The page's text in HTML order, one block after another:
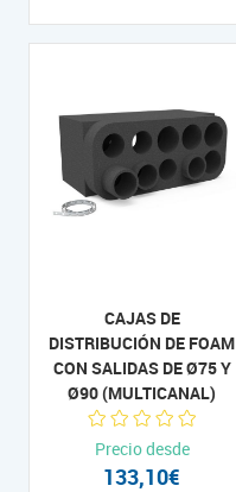
CAJAS DE
DISTRIBUCIÓN DE FOAM
CON SALIDAS DE Ø75 Y
Ø90 (MULTICANAL)
Precio desde
133,10€